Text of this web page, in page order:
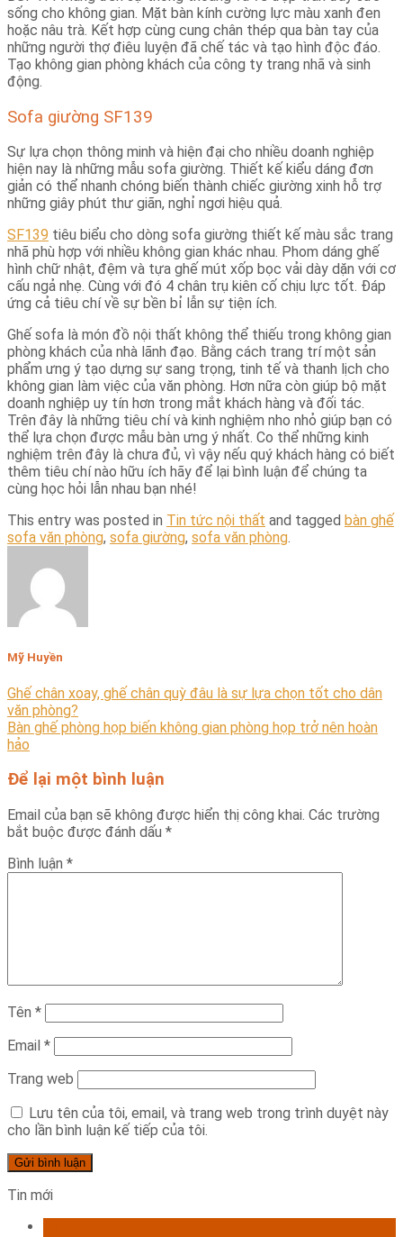
sống cho không gian. Mặt bàn kính cường lực màu xanh đen
hoặc nâu trà. Kết hợp cùng cung chân thép qua bàn tay của
những người thợ điêu luyện đã chế tác và tạo hình độc đáo.
Tạo không gian phòng khách của công ty trang nhã và sinh
động.
Sofa giường SF139
Sự lựa chọn thông minh và hiện đại cho nhiều doanh nghiệp
hiện nay là những mẫu sofa giường. Thiết kế kiểu dáng đơn
giản có thể nhanh chóng biến thành chiếc giường xinh hỗ trợ
những giây phút thư giãn, nghỉ ngơi hiệu quả.
SF139 tiêu biểu cho dòng sofa giường thiết kế màu sắc trang
nhã phù hợp với nhiều không gian khác nhau. Phom dáng ghế
hình chữ nhật, đệm và tựa ghế mút xốp bọc vải dày dặn với cơ
cấu ngả nhẹ. Cùng với đó 4 chân trụ kiên cố chịu lực tốt. Đáp
ứng cả tiêu chí về sự bền bỉ lẫn sự tiện ích.
Ghế sofa là món đồ nội thất không thể thiếu trong không gian
phòng khách của nhà lãnh đạo. Bằng cách trang trí một sản
phẩm ưng ý tạo dựng sự sang trọng, tinh tế và thanh lịch cho
không gian làm việc của văn phòng. Hơn nữa còn giúp bộ mặt
doanh nghiệp uy tín hơn trong mắt khách hàng và đối tác.
Trên đây là những tiêu chí và kinh nghiệm nho nhỏ giúp bạn có
thể lựa chọn được mẫu bàn ưng ý nhất. Co thể những kinh
nghiệm trên đây là chưa đủ, vì vậy nếu quý khách hàng có biết
thêm tiêu chí nào hữu ích hãy để lại bình luận để chúng ta
cùng học hỏi lẫn nhau bạn nhé!
This entry was posted in Tin tức nội thất and tagged bàn ghế
sofa văn phòng, sofa giường, sofa văn phòng.
Mỹ Huyền
Ghế chân xoay, ghế chân quỳ đâu là sự lựa chọn tốt cho dân
văn phòng?
Bàn ghế phòng họp biến không gian phòng họp trở nên hoàn
hảo
Để lại một bình luận
Email của bạn sẽ không được hiển thị công khai. Các trường
bắt buộc được đánh dấu *
Bình luận *
Tên *
Email *
Trang web
Lưu tên của tôi, email, và trang web trong trình duyệt này
cho lần bình luận kế tiếp của tôi.
Tin mới